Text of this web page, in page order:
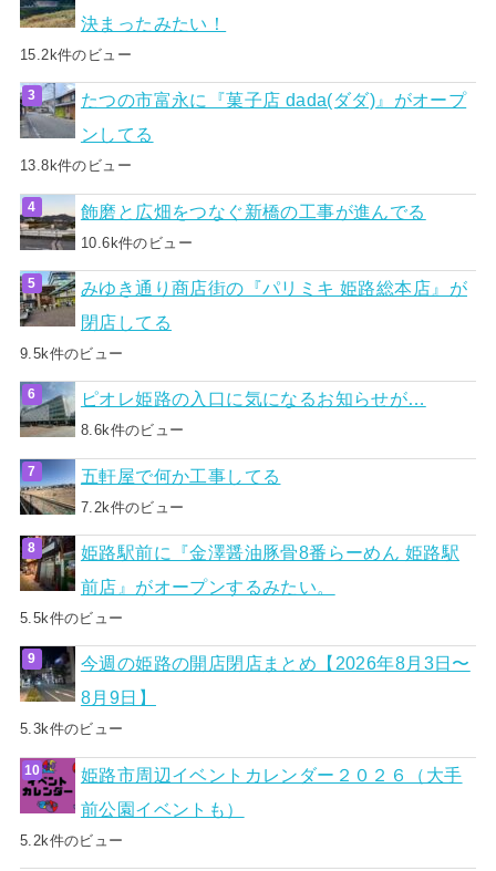
決まったみたい！
15.2k件のビュー
たつの市富永に『菓子店 dada(ダダ)』がオープ
ンしてる
13.8k件のビュー
飾磨と広畑をつなぐ新橋の工事が進んでる
10.6k件のビュー
みゆき通り商店街の『パリミキ 姫路総本店』が
閉店してる
9.5k件のビュー
ピオレ姫路の入口に気になるお知らせが…
8.6k件のビュー
五軒屋で何か工事してる
7.2k件のビュー
姫路駅前に『金澤醤油豚骨8番らーめん 姫路駅
前店』がオープンするみたい。
5.5k件のビュー
今週の姫路の開店閉店まとめ【2026年8月3日〜
8月9日】
5.3k件のビュー
姫路市周辺イベントカレンダー２０２６（大手
前公園イベントも）
5.2k件のビュー